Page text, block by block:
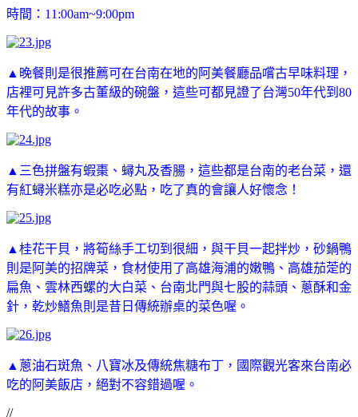
時間：11:00am~9:00pm
▲晚餐則是很推薦可在台南在地的阿美餐廳品嚐古早味料理，
店裡可見許多古董級的碗盤，這些可都見證了台灣50年代到80
年代的故事。
▲三色拼盤有蝦棗、蟳丸及香腸，這些都是台南的老台菜，還
有紅蟳米糕亦是必吃必點，吃了真的會讓人好懷念！
▲桂花干貝，將筍絲手工切到很細，與干貝一起拌炒，砂鍋鴨
則是阿美的招牌菜，食材使用了高雄海浦的嫩鴨、高雄茄萣的
扁魚、雲林西螺的大白菜、台南北門與七股的蒜頭、蔥酥和金
針，乾炒鱔魚則是昔日傳統辦桌的菜色喔。
▲蔥油石斑魚、八寶冰及傳統焦糖布丁，國際觀光客來台南必
吃的阿美飯店，絕對不容錯過喔。
//